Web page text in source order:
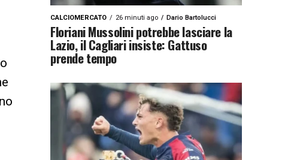
CALCIOMERCATO 26 minuti ago Dario Bartolucci
Floriani Mussolini potrebbe lasciare la
Lazio, il Cagliari insiste: Gattuso
prende tempo